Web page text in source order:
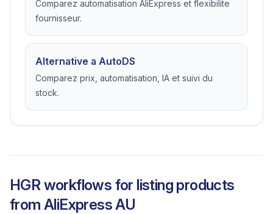
Comparez automatisation AliExpress et flexibilite
fournisseur.
Alternative a AutoDS
Comparez prix, automatisation, IA et suivi du
stock.
HGR workflows for listing products
from AliExpress AU